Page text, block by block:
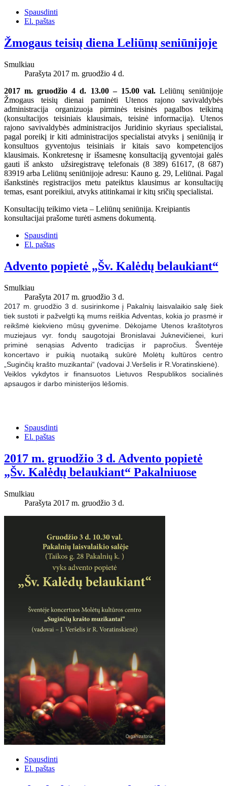
Spausdinti
El. paštas
Žmogaus teisių diena Leliūnų seniūnijoje
Smulkiau
Parašyta 2017 m. gruodžio 4 d.
2017 m. gruodžio 4 d. 13.00 – 15.00 val.Leliūnų seniūnijoje
Žmogaus teisių dienai paminėti Utenos rajono savivaldybės
administracija organizuoja pirminės teisinės pagalbos teikimą
(konsultacijos teisiniais klausimais, teisinė informacija). Utenos
rajono savivaldybės administracijos Juridinio skyriaus specialistai,
pagal poreikį ir kiti administracijos specialistai atvyks į seniūniją ir
konsultuos gyventojus teisiniais ir kitais savo kompetencijos
klausimais. Konkretesnę ir išsamesnę konsultaciją gyventojai galės
gauti iš anksto užsiregistravę telefonais (8 389) 61617, (8 687)
83919 arba Leliūnų seniūnijoje adresu: Kauno g. 29, Leliūnai. Pagal
išankstinės registracijos metu pateiktus klausimus ar konsultacijų
temas, esant poreikiui, atvyks atitinkamai ir kitų sričių specialistai.
Konsultacijų teikimo vieta – Leliūnų seniūnija. Kreipiantis
konsultacijai prašome turėti asmens dokumentą.
Spausdinti
El. paštas
Advento popietė „Šv. Kalėdų belaukiant“
Smulkiau
Parašyta 2017 m. gruodžio 3 d.
2017 m. gruodžio 3 d. susirinkome į Pakalnių laisvalaikio salę šiek
tiek sustoti ir pažvelgti ką mums reiškia Adventas, kokia jo prasmė ir
reikšmė kiekvieno mūsų gyvenime. Dėkojame Utenos kraštotyros
muziejaus vyr. fondų saugotojai Bronislavai Juknevičienei, kuri
priminė senąsias Advento tradicijas ir papročius. Šventėje
koncertavo ir puikią nuotaiką sukūrė Molėtų kultūros centro
„Suginčių krašto muzikantai“ (vadovai J.Veršelis ir R.Voratinskienė).
Veiklos vykdytos ir finansuotos Lietuvos Respublikos socialinės
apsaugos ir darbo ministerijos lėšomis.
Spausdinti
El. paštas
2017 m. gruodžio 3 d. Advento popietė
„Šv. Kalėdų belaukiant“ Pakalniuose
Smulkiau
Parašyta 2017 m. gruodžio 3 d.
Spausdinti
El. paštas